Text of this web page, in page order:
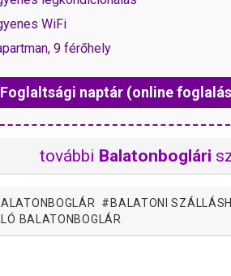
WiFi
9 férőhely
Foglaltsági naptár (online
további Balatonboglári
BALATONI
BALATONBOGLÁR